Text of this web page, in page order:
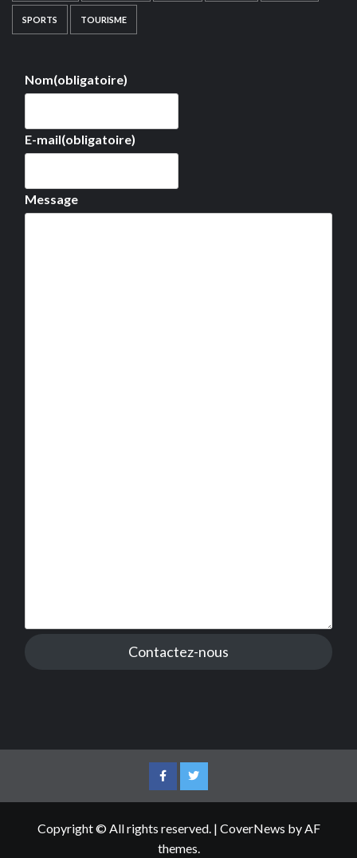
SPORTS TOURISME
Nom(obligatoire)
E-mail(obligatoire)
Message
Contactez-nous
FacebookTwitter
Copyright © All rights reserved. | CoverNews by AF
themes.